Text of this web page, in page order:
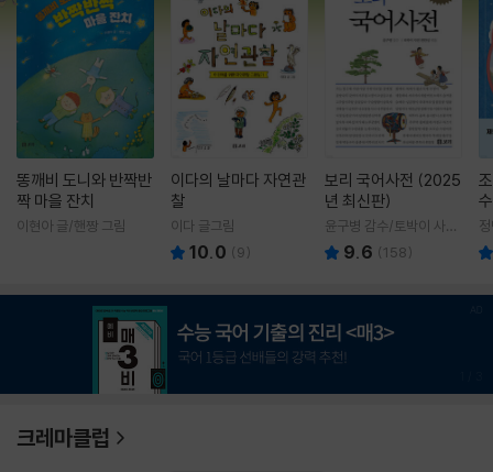
똥깨비 도니와 반짝반
짝 마을 잔치
이현아 글/핸짱 그림
이다의 날마다 자연관
찰
이다 글그림
10.0 (9)
보리 국어사전 (2025
년 최신판)
윤구병 감수/토박이 사전
편찬실 편
9.6 (158)
크레마클럽